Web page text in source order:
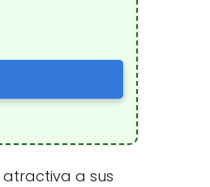
atractiva a sus